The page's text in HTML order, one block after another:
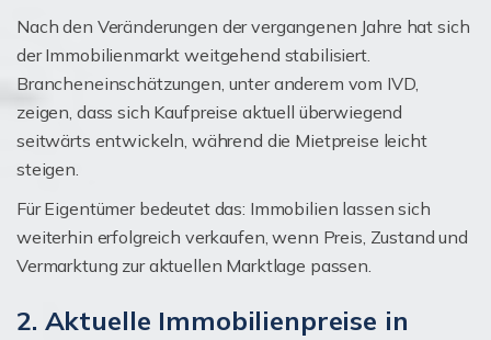
Nach den Veränderungen der vergangenen Jahre hat sich
der Immobilienmarkt weitgehend stabilisiert.
Brancheneinschätzungen, unter anderem vom IVD,
zeigen, dass sich Kaufpreise aktuell überwiegend
seitwärts entwickeln, während die Mietpreise leicht
steigen.
Für Eigentümer bedeutet das: Immobilien lassen sich
weiterhin erfolgreich verkaufen, wenn Preis, Zustand und
Vermarktung zur aktuellen Marktlage passen.
2. Aktuelle Immobilienpreise in